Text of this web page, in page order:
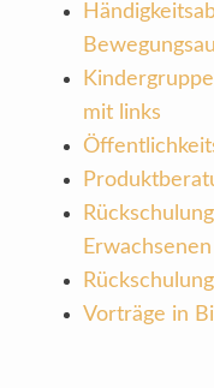
mit links
Erwachsenen
Vorträge in